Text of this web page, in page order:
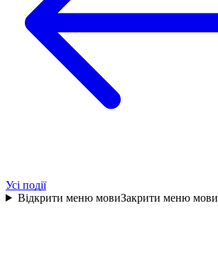
Усі події
Відкрити меню мовиЗакрити меню мови